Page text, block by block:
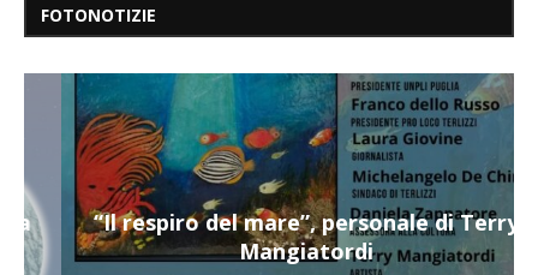
FOTONOTIZIE
“Il respiro del mare”, personale di Terry
Mangiatordi